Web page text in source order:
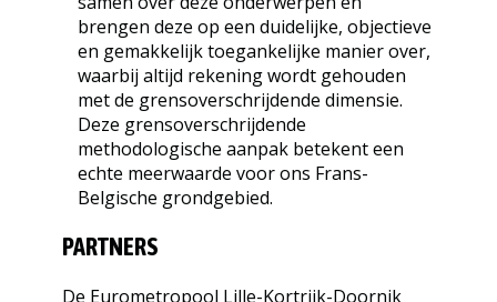
brengen deze op een duidelijke, objectieve
en gemakkelijk toegankelijke manier over,
waarbij altijd rekening wordt gehouden
met de grensoverschrijdende dimensie.
Deze grensoverschrijdende
methodologische aanpak betekent een
echte meerwaarde voor ons Frans-
Belgische grondgebied.
PARTNERS
De Eurometropool Lille-Kortrijk-Doornik